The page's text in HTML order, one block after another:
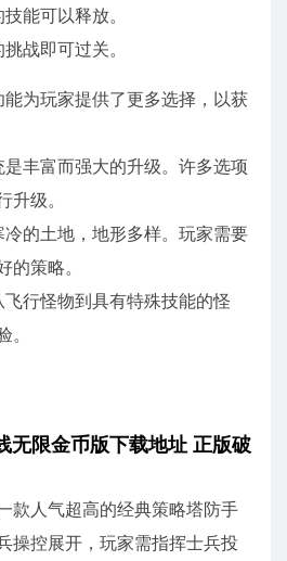
能可以释放。
战即可过关。
为玩家提供了更多选择，以获
丰富而强大的升级。许多选项
级。
的土地，地形多样。玩家需要
策略。
行怪物到具有特殊技能的怪
无限金币版下载地址 正版破
款人气超高的经典策略塔防手
操控展开，玩家需指挥士兵投